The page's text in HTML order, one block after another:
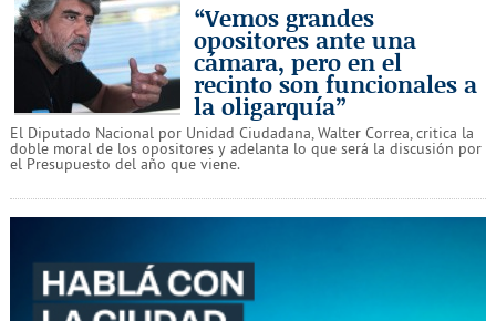
“Vemos grandes
opositores ante una
cámara, pero en el
recinto son funcionales a
la oligarquía”
El Diputado Nacional por Unidad Ciudadana, Walter Correa, critica la
doble moral de los opositores y adelanta lo que será la discusión por
el Presupuesto del año que viene.